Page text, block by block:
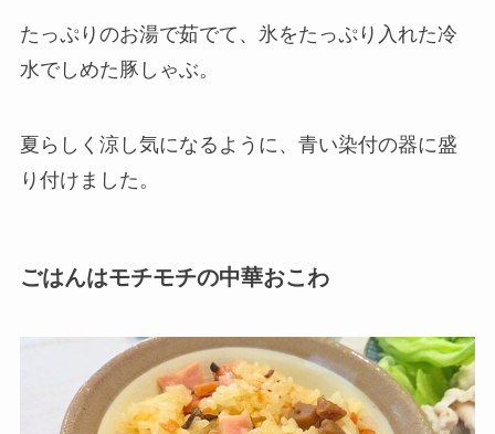
たっぷりのお湯で茹でて、氷をたっぷり入れた冷
水でしめた豚しゃぶ。
夏らしく涼し気になるように、青い染付の器に盛
り付けました。
ごはんはモチモチの中華おこわ